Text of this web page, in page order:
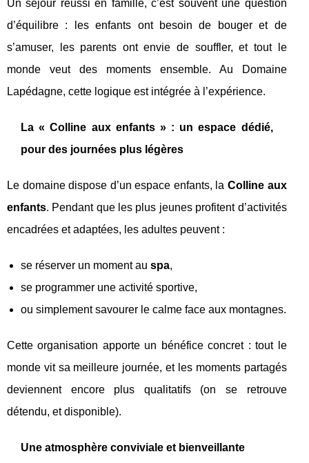
Un séjour réussi en famille, c’est souvent une question
d’équilibre : les enfants ont besoin de bouger et de
s’amuser, les parents ont envie de souffler, et tout le
monde veut des moments ensemble. Au Domaine
Lapédagne, cette logique est intégrée à l’expérience.
La « Colline aux enfants » : un espace dédié,
pour des journées plus légères
Le domaine dispose d’un espace enfants, laColline aux
enfants. Pendant que les plus jeunes profitent d’activités
encadrées et adaptées, les adultes peuvent :
se réserver un moment au spa,
se programmer une activité sportive,
ou simplement savourer le calme face aux montagnes.
Cette organisation apporte un bénéfice concret : tout le
monde vit sa meilleure journée, et les moments partagés
deviennent encore plus qualitatifs (on se retrouve
détendu, et disponible).
Une atmosphère conviviale et bienveillante